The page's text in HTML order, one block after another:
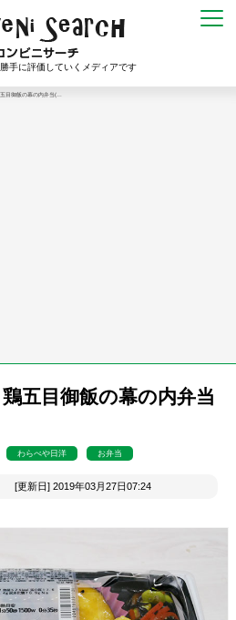
手に評価していくメディアです
目御飯の幕の内弁当(…
五目御飯の幕の内弁当
わらべや日洋 お弁当
更新日] 2019年03月27日07:24